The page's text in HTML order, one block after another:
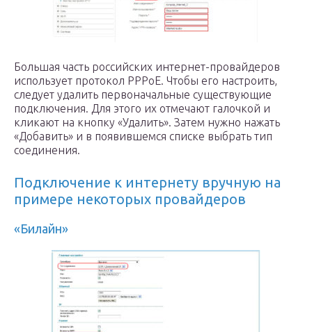
Большая часть российских интернет-провайдеров
использует протокол PPPoE. Чтобы его настроить,
следует удалить первоначальные существующие
подключения. Для этого их отмечают галочкой и
кликают на кнопку «Удалить». Затем нужно нажать
«Добавить» и в появившемся списке выбрать тип
соединения.
Подключение к интернету вручную на
примере некоторых провайдеров
«Билайн»